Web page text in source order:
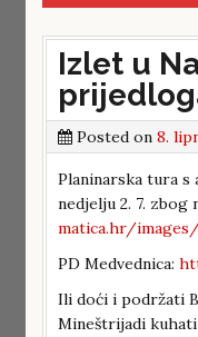
Izlet u
Posted on 8.
Planinarska tura s
nedjelju 2. 7.
matica.hr/
PD Medvednica:
Ili doći i podržati
Mineštrijadi